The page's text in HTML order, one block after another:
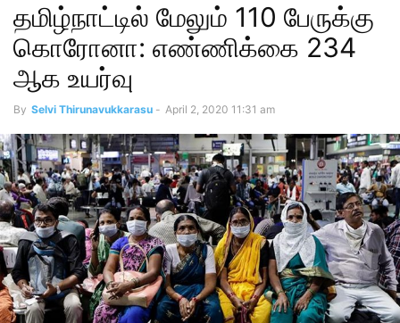
தமிழ்நாட்டில் மேலும் 110 பேருக்கு
கொரோனா: எண்ணிக்கை 234
ஆக உயர்வு
By Selvi Thirunavukkarasu - April 2, 2020 11:31 am